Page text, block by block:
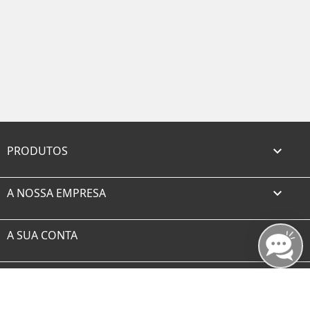
PRODUTOS 
A NOSSA EMPRESA 
A SUA CONTA 